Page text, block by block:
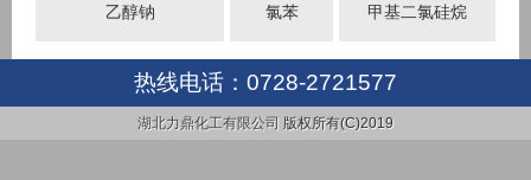
乙醇钠 氯苯 甲基二氯硅烷
热线电话： 0728-2721577
湖北力鼎化工有限公司 版权所有(C)2019